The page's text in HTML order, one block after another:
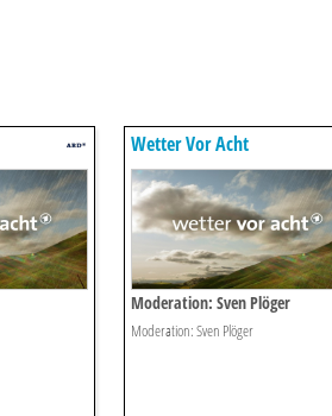
Wetter Vor Acht
Moderation: Sven Plöger
Moderation: Sven Plöger